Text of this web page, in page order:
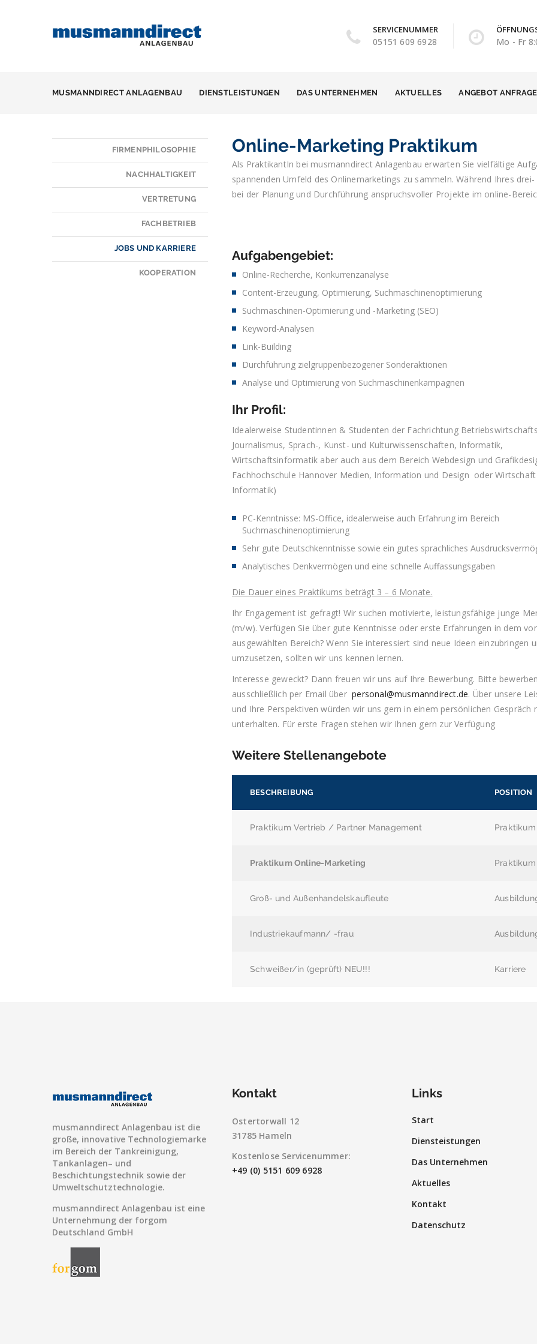
SERVICENUMMER
05151 609 6928 Mo - Fr
MUSMANNDIRECT ANLAGENBAU DIENSTLEISTUNGEN DAS UNTERNEHMEN AKTUELLES ANGEBOT
FIRMENPHILOSOPHIE
NACHHALTIGKEIT
VERTRETUNG
FACHBETRIEB
JOBS UND KARRIERE
KOOPERATION
Online-Marketing Praktikum
Als PraktikantIn bei musmanndirect Anlagenbau erwarten Sie vielfältige
spannenden Umfeld des Onlinemarketings zu sammeln. Während Ihres
bei der Planung und Durchführung anspruchsvoller Projekte im online-
Aufgabengebiet:
Online-Recherche, Konkurrenzanalyse
Content-Erzeugung, Optimierung, Suchmaschinenoptimierung
Suchmaschinen-Optimierung und -Marketing (SEO)
Keyword-Analysen
Link-Building
Durchführung zielgruppenbezogener Sonderaktionen
Analyse und Optimierung von Suchmaschinenkampagnen
Ihr Profil:
Idealerweise Studentinnen & Studenten der Fachrichtung
Journalismus, Sprach-, Kunst- und Kulturwissenschaften, Informatik,
Wirtschaftsinformatik aber auch aus dem Bereich Webdesign und
Fachhochschule Hannover Medien, Information und Design oder
Informatik)
PC-Kenntnisse: MS-Office, idealerweise auch Erfahrung im Bereich
Suchmaschinenoptimierung
Sehr gute Deutschkenntnisse sowie ein gutes sprachliches
Analytisches Denkvermögen und eine schnelle Auffassungsgaben
Die Dauer eines Praktikums beträgt 3 – 6 Monate.
Ihr Engagement ist gefragt! Wir suchen motivierte, leistungsfähige junge
(m/w). Verfügen Sie über gute Kenntnisse oder erste Erfahrungen in dem
ausgewählten Bereich? Wenn Sie interessiert sind neue Ideen einzubringen
umzusetzen, sollten wir uns kennen lernen.
Interesse geweckt? Dann freuen wir uns auf Ihre Bewerbung. Bitte
ausschließlich per Email überpersonal@musmanndirect.de. Über unsere
und Ihre Perspektiven würden wir uns gern in einem persönlichen Gespräch
unterhalten. Für erste Fragen stehen wir Ihnen gern zur Verfügung
Weitere Stellenangebote
BESCHREIBUNG POSITION
Praktikum Vertrieb / Partner Management Praktikum
Praktikum Online-Marketing Praktikum
Groß- und Außenhandelskaufleute
Industriekaufmann/ -frau
Schweißer/in (geprüft) NEU!!! Karriere
musmanndirect Anlagenbau ist die
große, innovative Technologiemarke
im Bereich der Tankreinigung,
Tankanlagen– und
Beschichtungstechnik sowie der
Umweltschutztechnologie.
musmanndirect Anlagenbau ist eine
Unternehmung der forgom
Deutschland GmbH
Kontakt
Ostertorwall 12
31785 Hameln
Kostenlose Servicenummer:
+49 (0) 5151 609 6928
Links
Start
Diensteistungen
Das Unternehmen
Aktuelles
Kontakt
Datenschutz